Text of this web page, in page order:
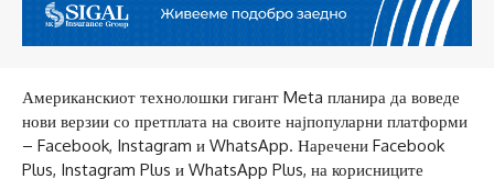
Американскиот технолошки гигант Meta планира да воведе
нови верзии со претплата на своите најпопуларни платформи
– Facebook, Instagram и WhatsApp. Наречени Facebook
Plus, Instagram Plus и WhatsApp Plus, на корисниците